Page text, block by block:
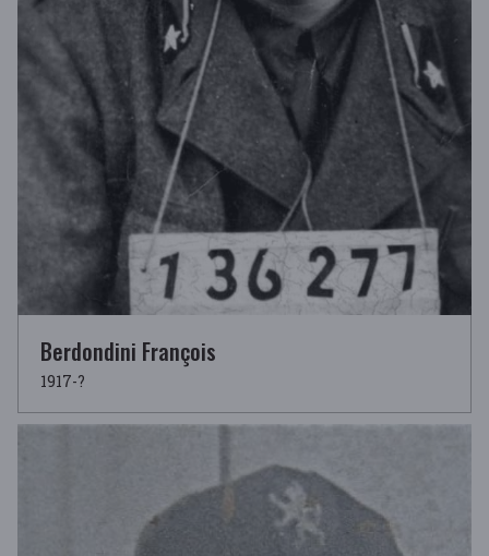
Berdondini François
1917-?